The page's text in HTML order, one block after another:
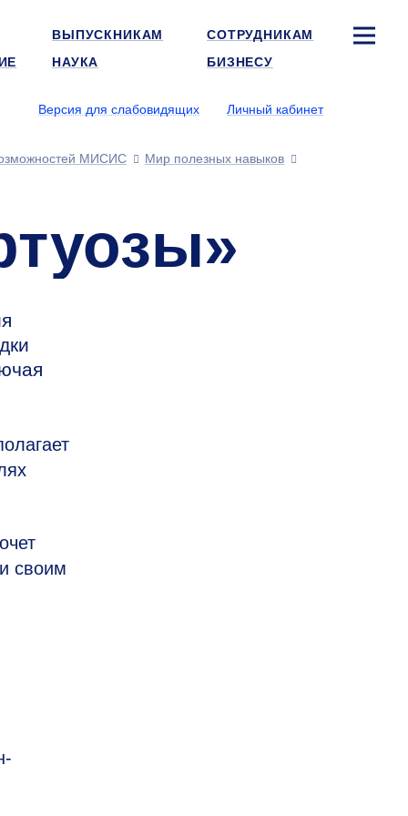
ВЫПУСКНИКАМ
СОТРУДНИКАМ
НАУКА БИЗНЕСУ
Версия для слабовидящих Личный кабинет
МИСИС Мир полезных навыков
своим